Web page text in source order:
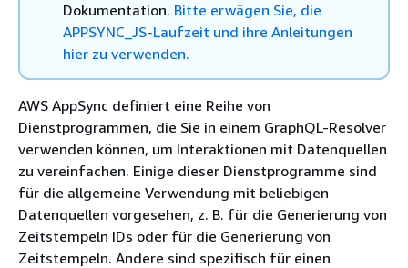
Dokumentation. Bitte erwägen Sie, die
APPSYNC_JS-Laufzeit und ihre Anleitungen
hier zu verwenden.
AWS AppSync definiert eine Reihe von
Dienstprogrammen, die Sie in einem GraphQL-Resolver
verwenden können, um Interaktionen mit Datenquellen
zu vereinfachen. Einige dieser Dienstprogramme sind
für die allgemeine Verwendung mit beliebigen
Datenquellen vorgesehen, z. B. für die Generierung von
Zeitstempeln IDs oder für die Generierung von
Zeitstempeln. Andere sind spezifisch für einen